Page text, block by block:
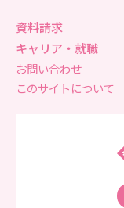
資料請求
キャリア・就職
お問い合わせ
このサイトについて